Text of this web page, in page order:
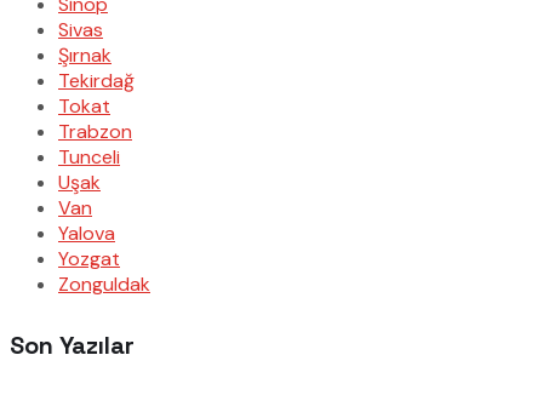
Sivas
Şırnak
Tekirdağ
Tokat
Trabzon
Tunceli
Uşak
Van
Yalova
Yozgat
Zonguldak
Son Yazılar